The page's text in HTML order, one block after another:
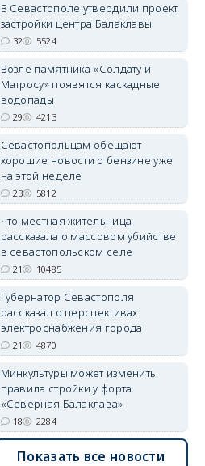
В Севастополе утвердили проект
застройки центра Балаклавы
32 5524
Возле памятника «Солдату и
Матросу» появятся каскадные
водопады
29 4213
Севастопольцам обещают
хорошие новости о бензине уже
на этой неделе
23 5812
Что местная жительница
рассказала о массовом убийстве
в севастопольском селе
21 10485
Губернатор Севастополя
рассказал о перспективах
электроснабжения города
21 4870
Минкультуры может изменить
правила стройки у форта
«Северная Балаклава»
18 2284
Показать все новости